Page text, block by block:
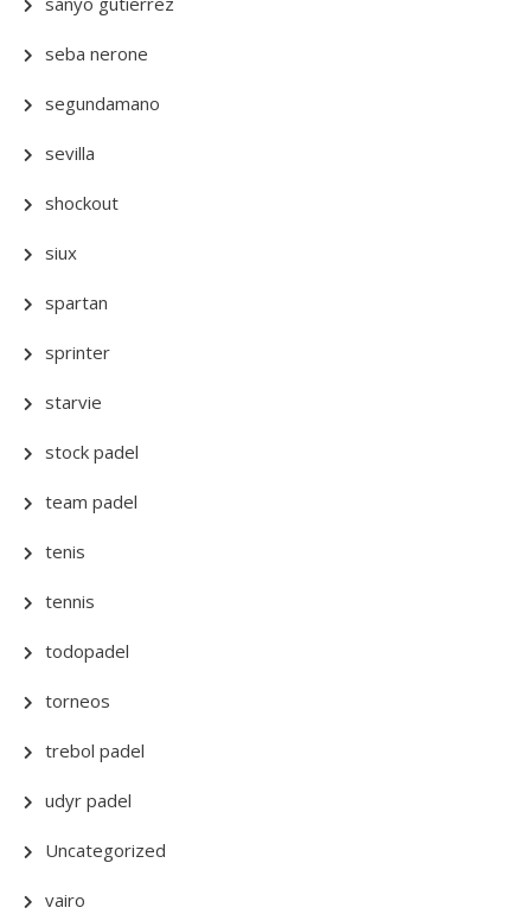
seba nerone
segundamano
sevilla
shockout
siux
spartan
sprinter
starvie
stock padel
team padel
tenis
tennis
todopadel
torneos
trebol padel
udyr padel
Uncategorized
vairo